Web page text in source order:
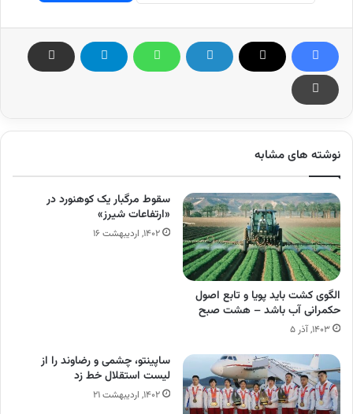
نوشته های مشابه
الگوی کشت باید پویا و تابع اصول
حکمرانی آب باشد – هشت صبح
۱۴۰۳, آذر ۵
سقوط مرگبار یک کوهنورد در
«ارتفاعات شیرز»
۱۴۰۲, اردیبهشت ۱۶
ساپینتو، چشمی و رضاوند را از
لیست استقلال خط زد
۱۴۰۲, اردیبهشت ۲۱